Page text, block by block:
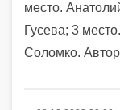
место.
Гусева; 3
Соломко. Автор